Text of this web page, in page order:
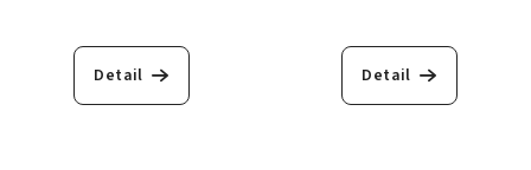
Detail Detail